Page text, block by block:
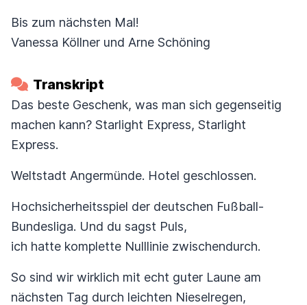
Bis zum nächsten Mal!
Vanessa Köllner und Arne Schöning
Transkript
Das beste Geschenk, was man sich gegenseitig
machen kann? Starlight Express, Starlight
Express.
Weltstadt Angermünde. Hotel geschlossen.
Hochsicherheitsspiel der deutschen Fußball-
Bundesliga. Und du sagst Puls,
ich hatte komplette Nulllinie zwischendurch.
So sind wir wirklich mit echt guter Laune am
nächsten Tag durch leichten Nieselregen,